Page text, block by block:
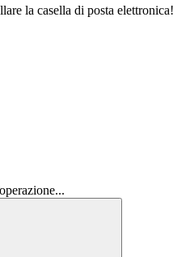
la casella di posta elettronica!